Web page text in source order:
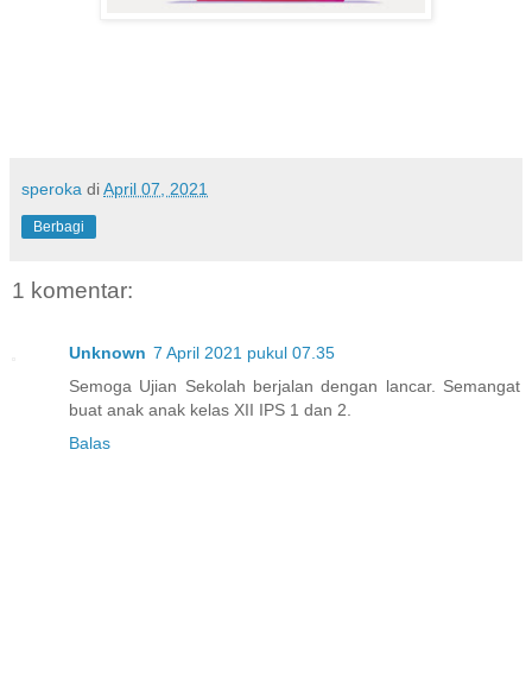
speroka diApril 07, 2021
Berbagi
1 komentar:
Unknown 7 April 2021 pukul 07.35
Semoga Ujian Sekolah berjalan dengan lancar. Semangat
buat anak anak kelas XII IPS 1 dan 2.
Balas